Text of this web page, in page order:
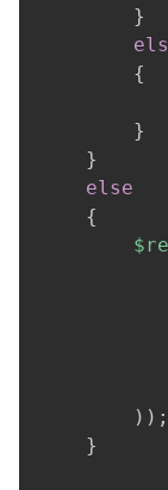
}
{
}
}
else
{
) ) ;
}